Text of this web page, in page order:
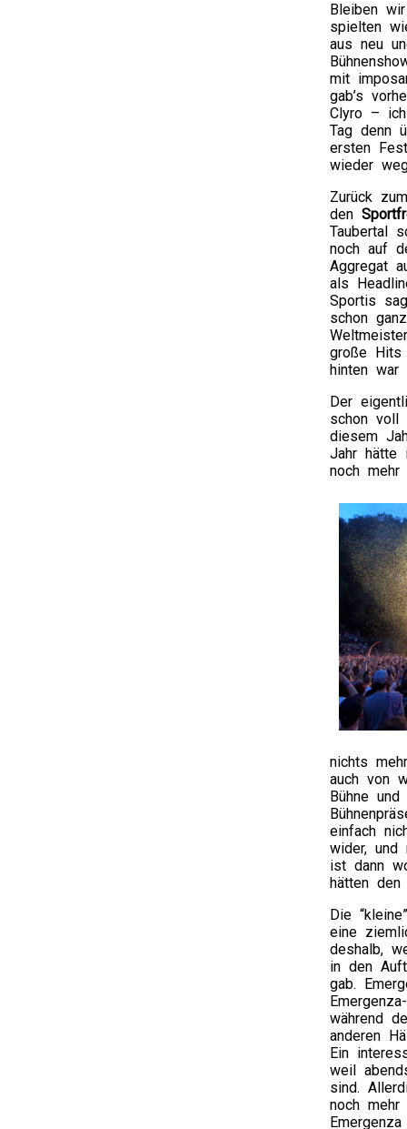
Bleiben
spielten
aus neu
mit
gab’s
Clyro –
Tag denn
ersten
wieder
Zurück
den
Taubertal
noch auf
Aggregat
als
Sportis
schon
große Hits
hinten
Der
schon voll
diesem
Jahr hätte
noch mehr
nichts
auch von
Bühne
einfach
wider, und
ist dann
hätten
Die
eine
deshalb,
in den
gab.
während
anderen
Ein
weil
sind.
noch